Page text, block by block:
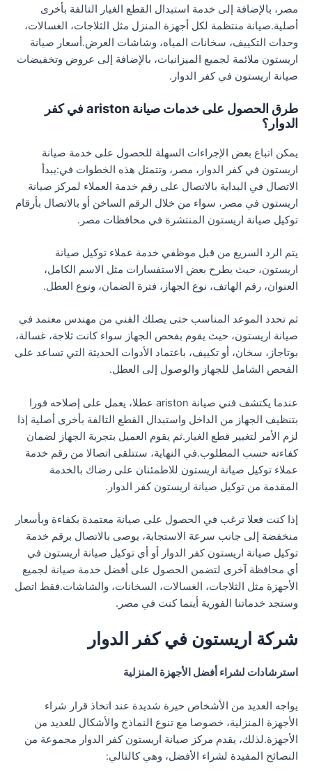
مصر، بالإضافة إلى خدمة استبدال القطع الغيار التالفة بأخرى
أصلية.صيانة منتظمة لكل أجهزة المنزل مثل الثلاجات، الغسالات،
وحدات التكييف، سخانات المياه، وشاشات العرض.أسعار صيانة
اريستون ملائمة لجميع الميزانيات، بالإضافة إلى عروض وتخفيضات
صيانة اريستون في كفر الدوار.
طرق الحصول على خدمات صيانة ariston في كفر
الدوار؟
يمكن اتباع بعض الإجراءات السهلة للحصول على خدمة صيانة
اريستون في كفر الدوار، مصر، وتتمثل هذه الخطوات في:يبدأ
الاتصال في البداية بالاتصال على رقم خدمة العملاء لمركز صيانة
اريستون في مصر، سواء من خلال الرقم الساخن أو بالاتصال بأرقام
توكيل صيانة اريستون المنتشرة في محافظات مصر.
يتم الرد السريع من قبل موظفي خدمة عملاء توكيل صيانة
اريستون، حيث يطرح بعض الاستفسارات مثل الاسم الكامل،
العنوان، رقم الهاتف، نوع الجهاز، فترة الضمان، ونوع العطل.
ثم تحدد الموعد المناسب حتى يصلك الفني من مهندس معتمد في
صيانة اريستون، حيث يقوم بفحص الجهاز سواء كانت ثلاجة، غسالة،
بوتاجاز، سخان، أو تكييف، باعتماد الأدوات الحديثة التي تساعد على
الفحص الشامل للجهاز والوصول إلى العطل.
عندما يكتشف فني صيانة ariston عطلا، يعمل على إصلاحه فورا
بتنظيف الجهاز من الداخل واستبدال القطع التالفة بأخرى أصلية إذا
لزم الأمر لتغيير قطع الغيار.ثم يقوم العميل بتجربة الجهاز لضمان
كفاءته حسب المطلوب.في النهاية، ستتلقى اتصالا من رقم خدمة
عملاء توكيل صيانة اريستون للاطمئنان على رضاك بالخدمة
المقدمة من توكيل صيانة اريستون كفر الدوار.
إذا كنت فعلا ترغب في الحصول على صيانة معتمدة بكفاءة وبأسعار
منخفضة إلى جانب سرعة الاستجابة، يوصى بالاتصال برقم خدمة
توكيل صيانة اريستون كفر الدوار أو أي توكيل صيانة اريستون في
أي محافظة آخرى لتضمن الحصول على أفضل خدمة صيانة لجميع
الأجهزة مثل الثلاجات، الغسالات، السخانات، والشاشات.فقط اتصل
وستجد خدماتنا الفورية أينما كنت في مصر.
شركة اريستون في كفر الدوار
استرشادات لشراء أفضل الأجهزة المنزلية
يواجه العديد من الأشخاص حيرة شديدة عند اتخاذ قرار شراء
الأجهزة المنزلية، خصوصا مع تنوع النماذج والأشكال للعديد من
الأجهزة.لذلك، يقدم مركز صيانة اريستون كفر الدوار مجموعة من
النصائح المفيدة لشراء الأفضل، وهي كالتالي: